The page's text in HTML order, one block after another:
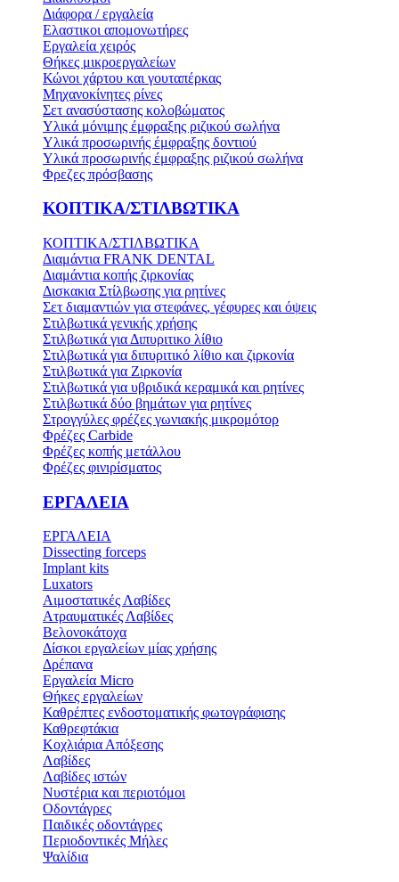
Διάφορα / εργαλεία
Ελαστικοι απομονωτήρες
Εργαλεία χειρός
Θήκες μικροεργαλείων
Κώνοι χάρτου και γουταπέρκας
Μηχανοκίνητες ρίνες
Σετ ανασύστασης κολοβώματος
Υλικά μόνιμης έμφραξης ριζικού σωλήνα
Υλικά προσωρινής έμφραξης δοντιού
Υλικά προσωρινής έμφραξης ριζικού σωλήνα
Φρεζες πρόσβασης
ΚΟΠΤΙΚΑ/ΣΤΙΛΒΩΤΙΚΑ
ΚΟΠΤΙΚΑ/ΣΤΙΛΒΩΤΙΚΑ
Διαμάντια FRANK DENTAL
Διαμάντια κοπής ζιρκονίας
Δισκακια Στίλβωσης για ρητίνες
Σετ διαμαντιών για στεφάνες, γέφυρες και όψεις
Στιλβωτικά γενικής χρήσης
Στιλβωτικά για Διπυριτικο λίθιο
Στιλβωτικά για διπυριτικό λίθιο και ζιρκονία
Στιλβωτικά για Ζιρκονία
Στιλβωτικά για υβριδικά κεραμικά και ρητίνες
Στιλβωτικά δύο βημάτων για ρητίνες
Στρογγύλες φρέζες γωνιακής μικρομότορ
Φρέζες Carbide
Φρέζες κοπής μετάλλου
Φρέζες φινιρίσματος
ΕΡΓΑΛΕΙΑ
ΕΡΓΑΛΕΙΑ
Dissecting forceps
Implant kits
Luxators
Αιμοστατικές Λαβίδες
Ατραυματικές Λαβίδες
Βελονοκάτοχα
Δίσκοι εργαλείων μίας χρήσης
Δρέπανα
Εργαλεία Micro
Θήκες εργαλείων
Καθρέπτες ενδοστοματικής φωτογράφισης
Καθρεφτάκια
Κοχλιάρια Απόξεσης
Λαβίδες
Λαβίδες ιστών
Νυστέρια και περιοτόμοι
Οδοντάγρες
Παιδικές οδοντάγρες
Περιοδοντικές Μήλες
Ψαλίδια